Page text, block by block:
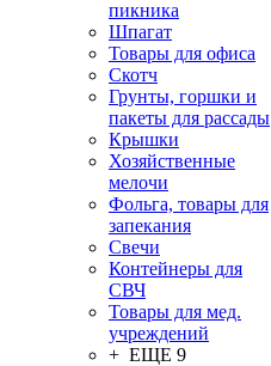
пикника
Шпагат
Товары для офиса
Скотч
Грунты, горшки и
пакеты для рассады
Крышки
Хозяйственные
мелочи
Фольга, товары для
запекания
Свечи
Контейнеры для
СВЧ
Товары для мед.
учреждений
+ ЕЩЕ 9